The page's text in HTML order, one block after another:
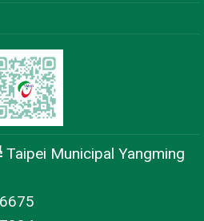
Taipei Municipal Yangming